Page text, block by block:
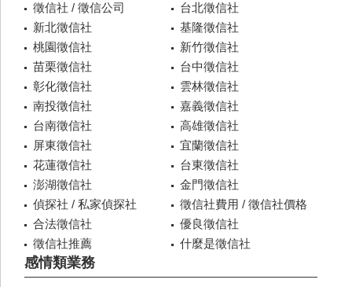
徵信社 / 徵信公司
台北徵信社
新北徵信社
基隆徵信社
桃園徵信社
新竹徵信社
苗栗徵信社
台中徵信社
彰化徵信社
雲林徵信社
南投徵信社
嘉義徵信社
台南徵信社
高雄徵信社
屏東徵信社
宜蘭徵信社
花蓮徵信社
台東徵信社
澎湖徵信社
金門徵信社
偵探社 / 私家偵探社
徵信社費用 / 徵信社價格
合法徵信社
優良徵信社
徵信社推薦
什麼是徵信社
感情類業務